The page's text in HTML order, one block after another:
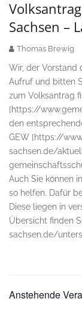
Sachsen –
Thomas Brewig
Wir, der Vorstand
Aufruf und bitten
zum Volksantrag
[https://
den
GEW [https://
sachsen.de/
Auch Sie können
so helfen. Dafür
Diese liegen in
Übersicht finden
sachsen.de/
Anstehende